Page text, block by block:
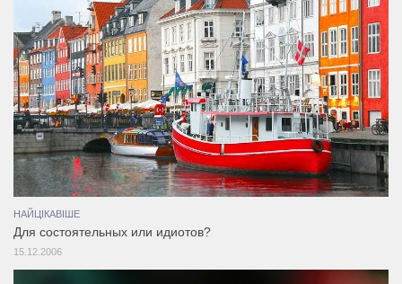
НАЙЦІКАВІШЕ
Для состоятельных или идиотов?
15.12.2006